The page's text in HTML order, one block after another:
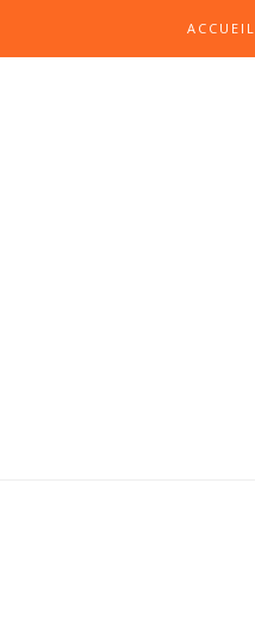
ACCUEIL